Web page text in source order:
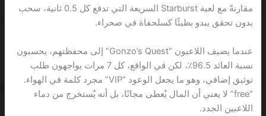
مقارنةً مع لعبة Starburst السريعة التي تدفع كل 0.5 ثانية، سحب
بدون تحقق يبدو بطيئًا كسلحفاة في صحراء.
عندما يضيف اللاعبون “Gonzo’s Quest” إلى محفظتهم، يحسبون
نسبة العائد 96.5٪، لكن في الواقع، كل 7 مرات يواجهون طلب
توثيق إضافي، وهو ما يجعل الوعود “VIP” مجرد كلمة في الهواء.
“free” لا يعني أن المال يُعطى مجانًا، بل أنه يُستخرج من دماء
اللاعبين الجدد.